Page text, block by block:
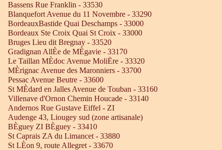
Bassens Rue Franklin - 33530
Blanquefort Avenue du 11 Novembre - 33290
BordeauxBastide Quai Deschamps - 33000
Bordeaux Ste Croix Quai St Croix - 33000
Bruges Lieu dit Bregnay - 33520
Gradignan AllÈe de MÈgavie - 33170
Le Taillan MÈdoc Avenue MoliËre - 33320
MÈrignac Avenue des Maronniers - 33700
Pessac Avenue Beutre - 33600
St MÈdard en Jalles Avenue de Touban - 33160
Villenave d'Ornon Chemin Houcade - 33140
Andernos Rue Gustave Eiffel - ZI
Audenge 43, Liougey sud (zone artisanale)
BÈguey ZI BÈguey - 33410
St Caprais ZA du Limancet - 33880
St LÈon 9, route Allegret - 33670